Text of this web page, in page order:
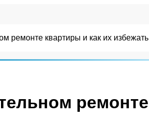
ремонте квартиры и как их избежать
ремонте